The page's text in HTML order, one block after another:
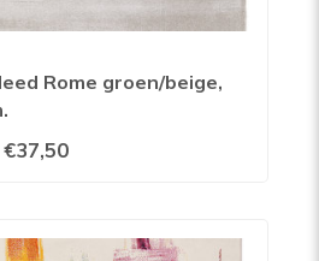
Rome groen/beige,
€37,50